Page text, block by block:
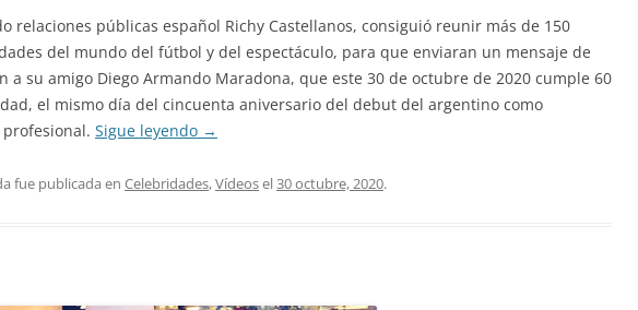
relaciones públicas español Richy Castellanos, consiguió reunir más de 150
del mundo del fútbol y del espectáculo, para que enviaran un mensaje de
a su amigo Diego Armando Maradona, que este 30 de octubre de 2020 cumple 60
el mismo día del cincuenta aniversario del debut del argentino como
Sigue leyendo →
fue publicada en Celebridades,Vídeosel30 octubre, 2020.